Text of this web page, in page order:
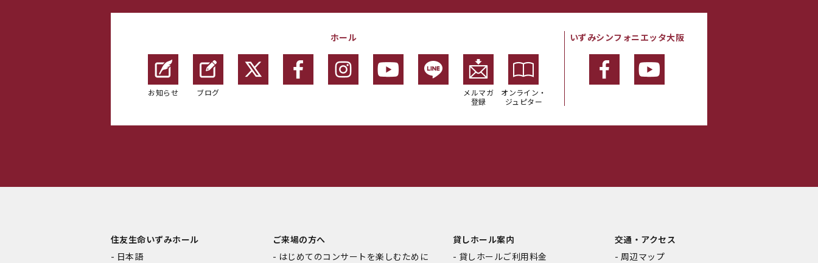
ホール
お知らせ ブログ
メルマガ
登録
オンライン・
ジュピター
いずみシンフォニエッタ大阪
住友生命いずみホール
日本語
ご来場の方へ
はじめてのコンサートを楽しむために
貸しホール案内
貸しホールご利用料金
交通・アクセス
周辺マップ